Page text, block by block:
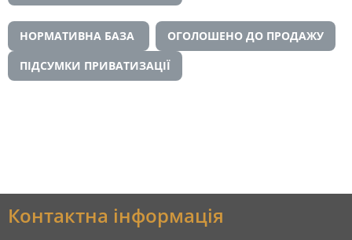
НОРМАТИВНА БАЗА
ОГОЛОШЕНО ДО ПРОДАЖУ
ПІДСУМКИ ПРИВАТИЗАЦІЇ
Контактна інформація